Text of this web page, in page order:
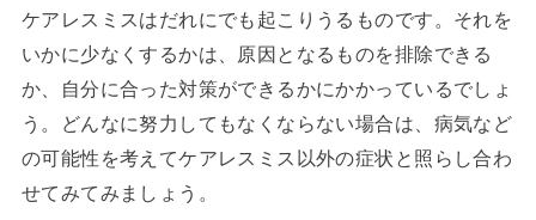
ケアレスミスはだれにでも起こりうるものです。それを
いかに少なくするかは、原因となるものを排除できる
か、自分に合った対策ができるかにかかっているでしょ
う。どんなに努力してもなくならない場合は、病気など
の可能性を考えてケアレスミス以外の症状と照らし合わ
せてみてみましょう。